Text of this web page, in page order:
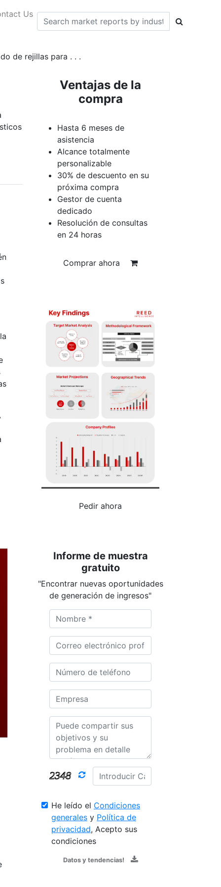
Us
de rejillas para . . .
Ventajas de la
compra
Hasta 6 meses de
asistencia
Alcance totalmente
personalizable
30% de descuento en su
próxima compra
Gestor de cuenta
dedicado
Resolución de consultas
en 24 horas
Comprar ahora
Pedir ahora
Informe de muestra
gratuito
"Encontrar nuevas oportunidades
de generación de ingresos"
He leído el Condiciones
generales y Política de
privacidad, Acepto sus
condiciones
Datos y tendencias!